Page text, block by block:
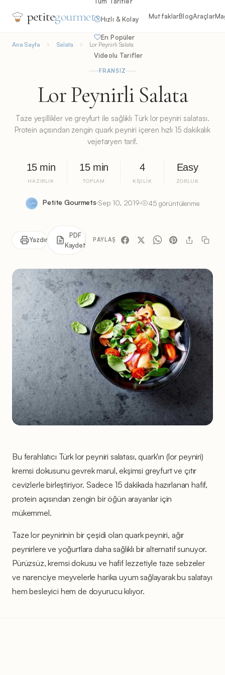
petitegourmets Hızlı & Kolay
En Popüler
Videolu Tarifler
MutfaklarBlogAraçlar
Ana Sayfa Salata Lor Peynirli Salata
FRANSIZ
Lor Peynirli Salata
Taze yeşillikler ve greyfurt ile sağlıklı Türk lor peyniri salatası.
Protein açısından zengin quark peyniri içeren hızlı 15 dakikalık
vejetaryen tarif.
15 min
HAZIRLIK
15 min
TOPLAM
4
KIŞILIK
Easy
ZORLUK
Petite Gourmets Sep 10, 2019 45 görüntülenme
Yazdır
PDF
Kaydet
PAYLAŞ
Bu ferahlatıcı Türk lor peyniri salatası, quark'ın (lor peyniri)
kremsi dokusunu gevrek marul, ekşimsi greyfurt ve çıtır
cevizlerle birleştiriyor. Sadece 15 dakikada hazırlanan hafif,
protein açısından zengin bir öğün arayanlar için
mükemmel.
Taze lor peynirinin bir çeşidi olan quark peyniri, ağır
peynirlere ve yoğurtlara daha sağlıklı bir alternatif sunuyor.
Pürüzsüz, kremsi dokusu ve hafif lezzetiyle taze sebzeler
ve narenciye meyvelerle harika uyum sağlayarak bu salatayı
hem besleyici hem de doyurucu kılıyor.